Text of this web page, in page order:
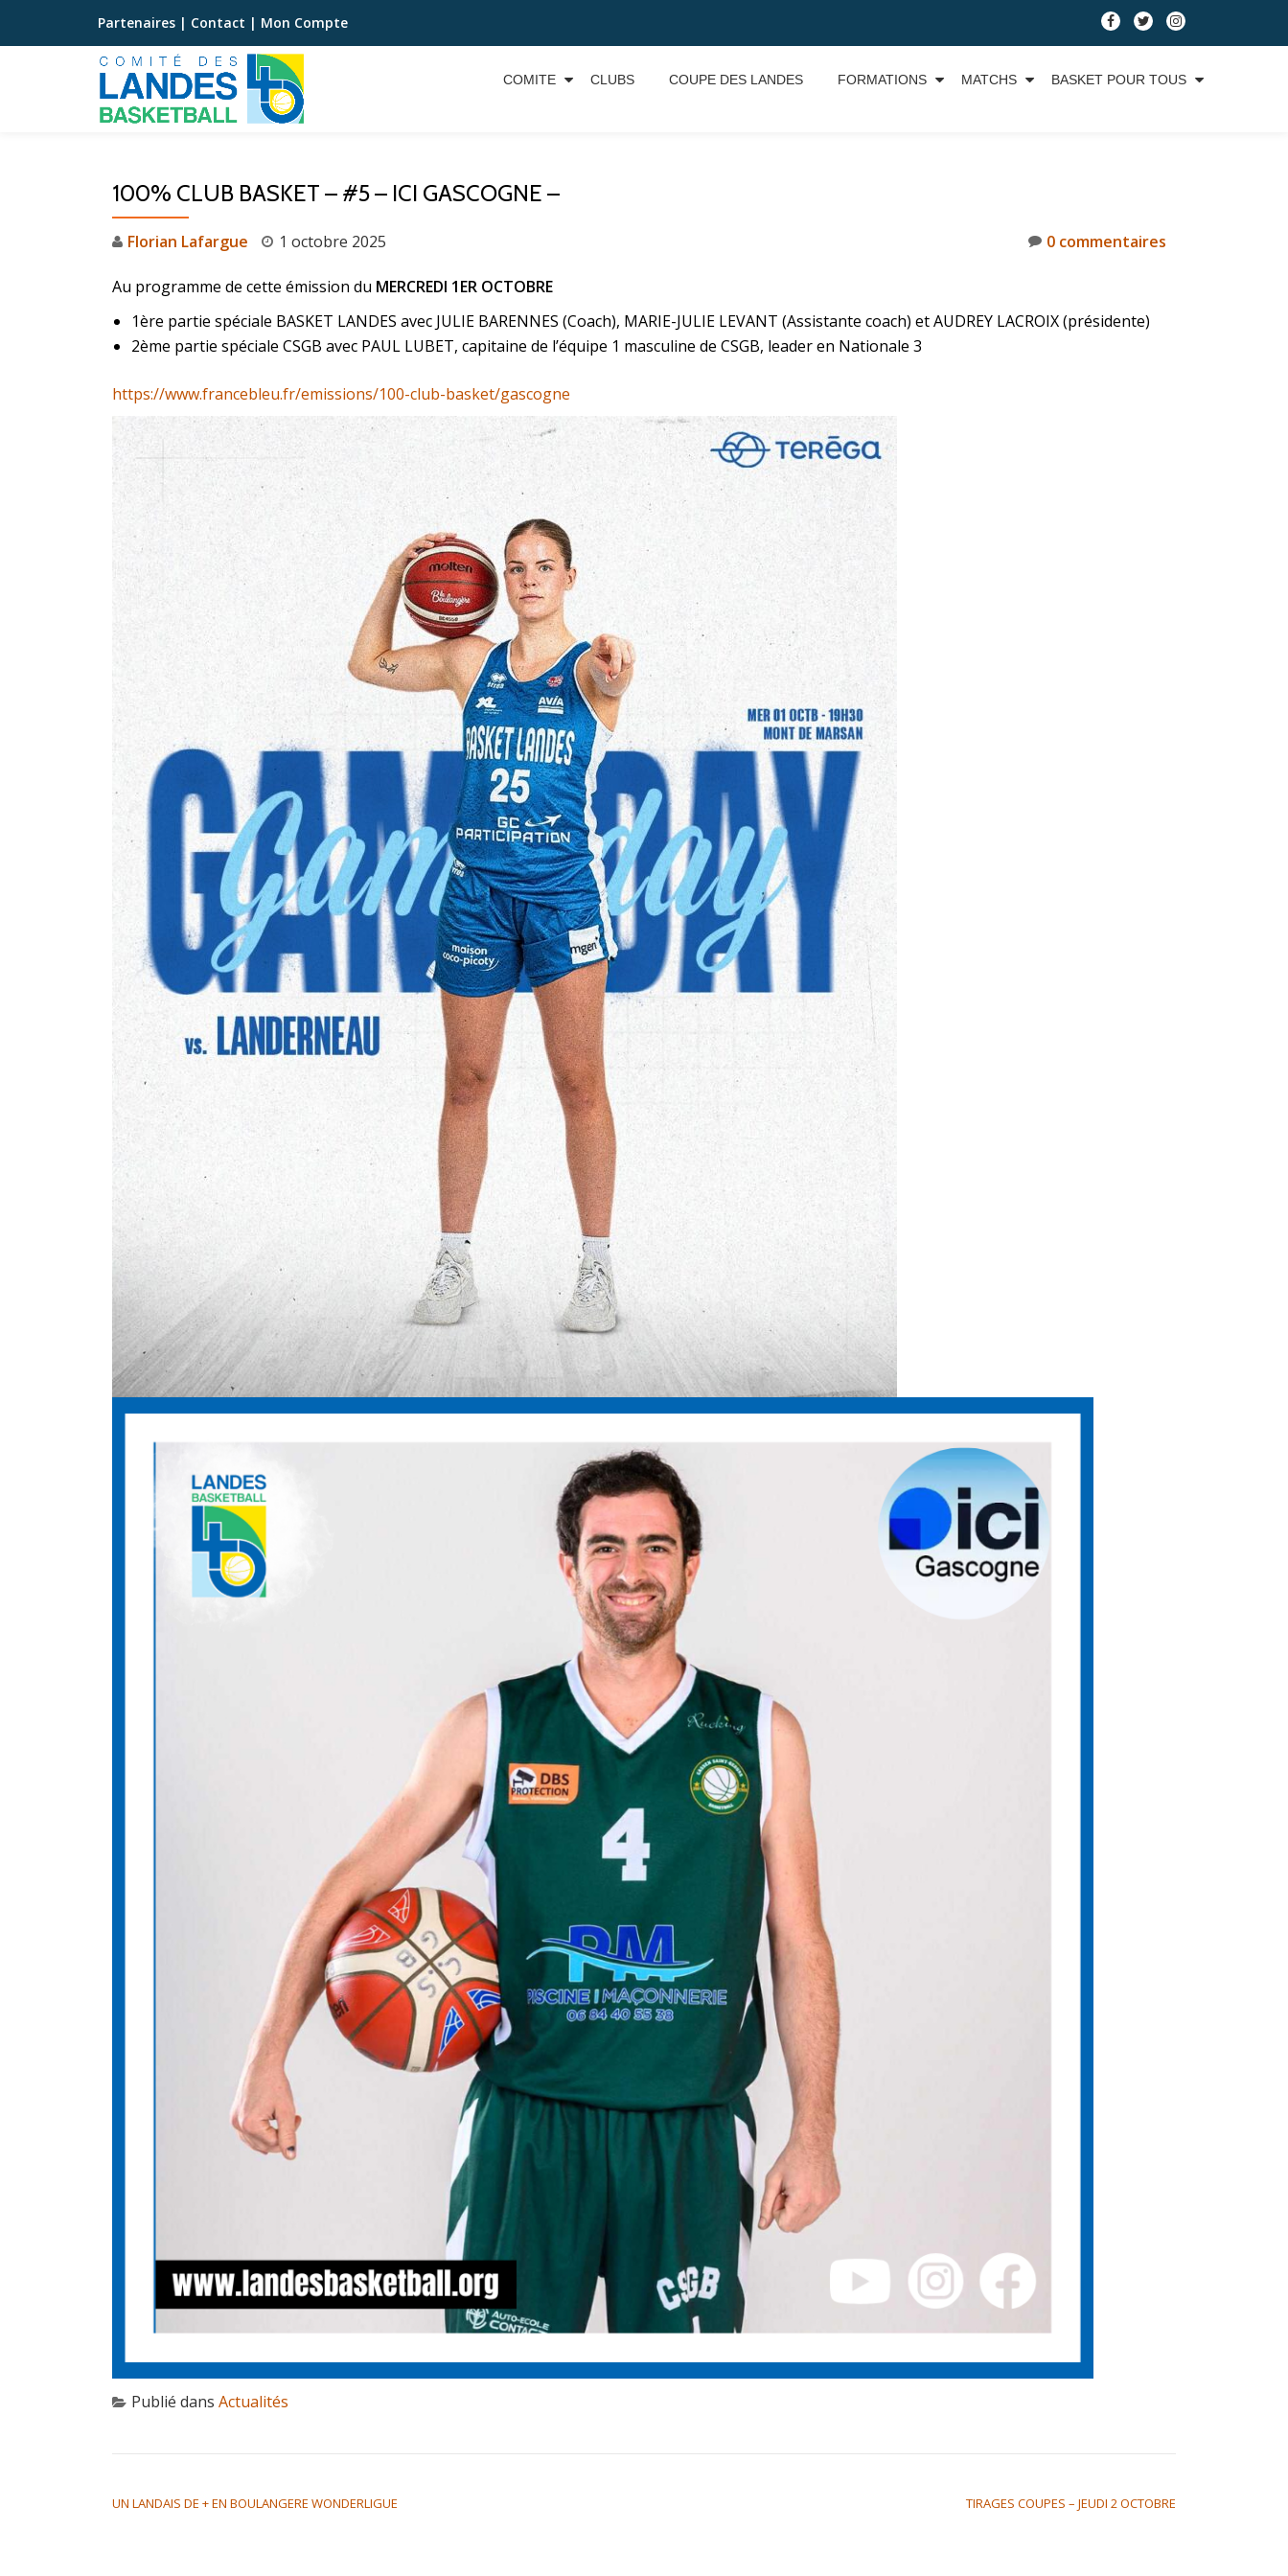
Aller
Partenaires | Contact | Mon Compte
COMITE CLUBS COUPE DES LANDES FORMATIONS MATCHS BASKET POUR TOUS
100% CLUB BASKET – #5 – ICI GASCOGNE –
Florian Lafargue 1 octobre 2025 0 commentaires
Au programme de cette émission du MERCREDI 1ER OCTOBRE
1ère partie spéciale BASKET LANDES avec JULIE BARENNES (Coach), MARIE-JULIE LEVANT (Assistante coach) et AUDREY LACROIX (présidente)
2ème partie spéciale CSGB avec PAUL LUBET, capitaine de l’équipe 1 masculine de CSGB, leader en Nationale 3
https://www.francebleu.fr/emissions/100-club-basket/gascogne
Publié dans Actualités
UN LANDAIS DE + EN BOULANGERE WONDERLIGUE TIRAGES COUPES – JEUDI 2 OCTOBRE